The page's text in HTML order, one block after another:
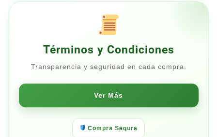
Términos y Condiciones
Transparencia y seguridad en cada compra.
Ver Más
Compra Segura